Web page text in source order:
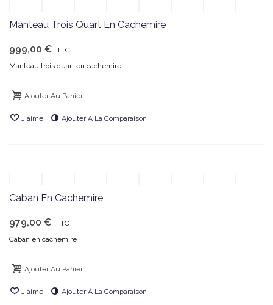
Manteau Trois Quart En Cachemire
999,00 € TTC
Manteau trois quart en cachemire
Ajouter Au Panier
J'aime Ajouter À La Comparaison
Caban En Cachemire
979,00 € TTC
Caban en cachemire
Ajouter Au Panier
J'aime Ajouter À La Comparaison